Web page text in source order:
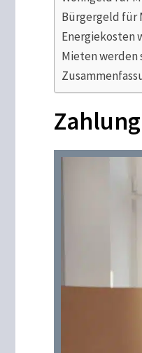
Bürgergeld für
Energiekosten
Mieten werden